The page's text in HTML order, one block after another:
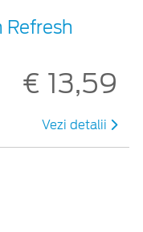
Refresh
€ 13,59
Vezi detalii